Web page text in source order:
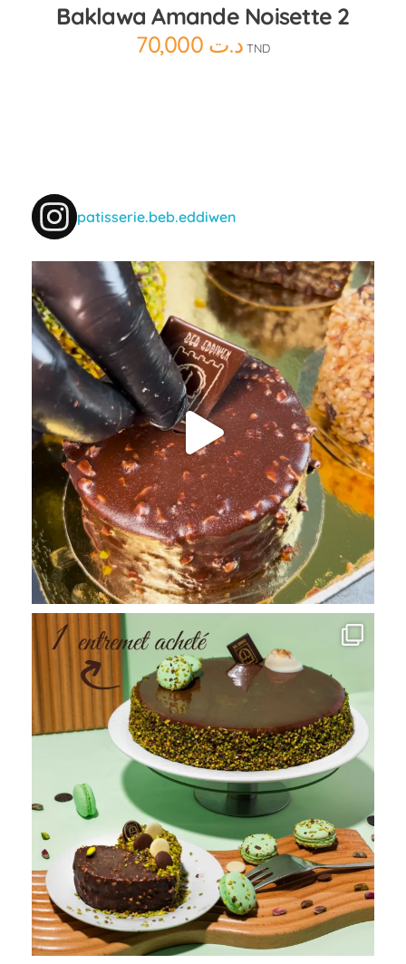
Baklawa Amande Noisette 2
د.ت 70,000 TND
patisserie.beb.eddiwen